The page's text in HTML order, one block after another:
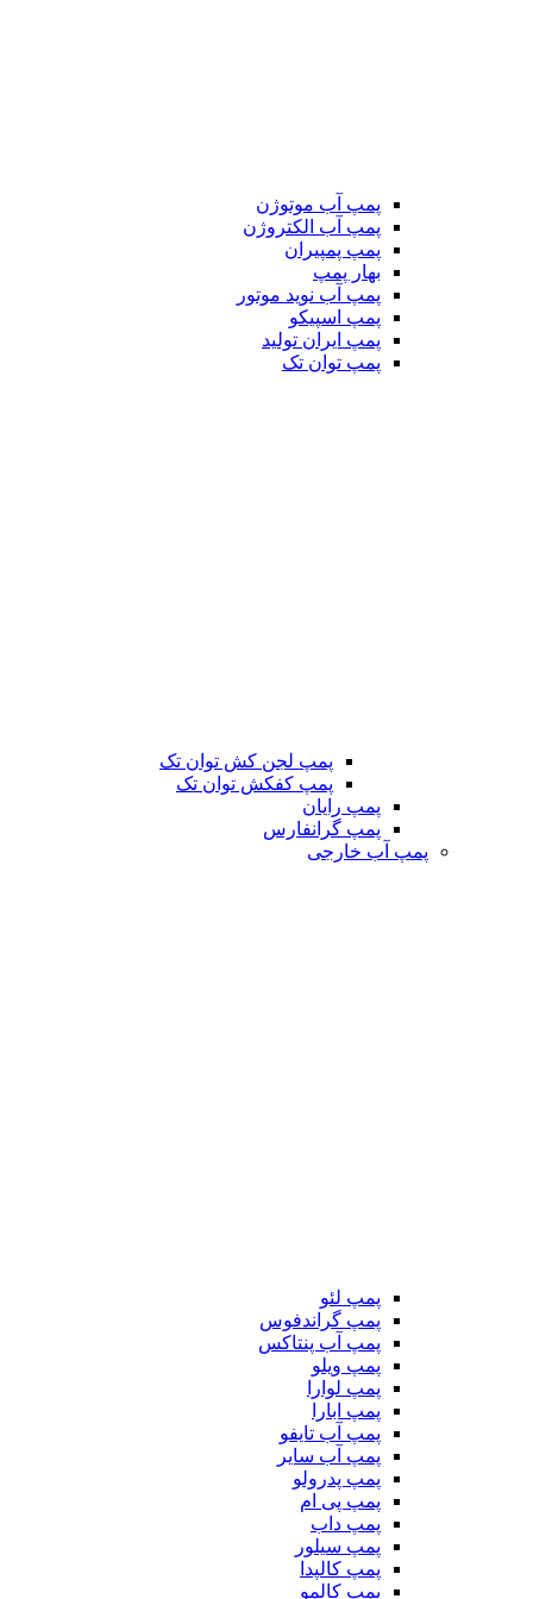
پمپ آب موتوژن
پمپ آب الکتروژن
پمپ پمپیران
بهار پمپ
پمپ آب نوید موتور
پمپ اسپیکو
پمپ ایران تولید
پمپ توان تک
پمپ لجن کش توان تک
پمپ کفکش توان تک
پمپ رایان
پمپ گرانفارس
پمپ آب خارجی
پمپ لئو
پمپ گراندفوس
پمپ آب پنتاکس
پمپ ویلو
پمپ لوارا
پمپ ابارا
پمپ آب تایفو
پمپ آب سایر
پمپ پدرولو
پمپ پی ام
پمپ داب
پمپ سیلور
پمپ کالپدا
پمپ کالمو